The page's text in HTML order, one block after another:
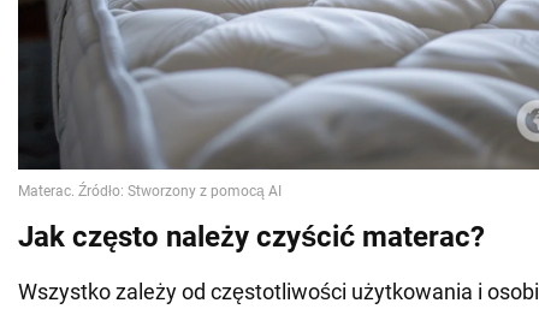
Jak często należy czyścić materac?
Wszystko zależy od częstotliwości użytkowania i